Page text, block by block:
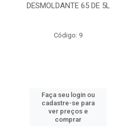
DESMOLDANTE 65 DE 5L
Código: 9
Faça seu login ou
cadastre-se para
ver preços e
comprar